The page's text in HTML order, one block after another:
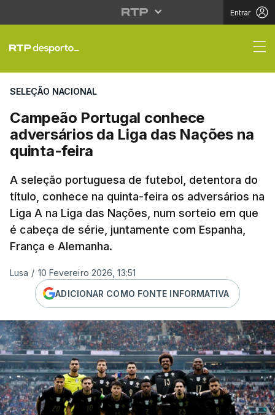
Entrar
Campeão Portugal
SELEÇÃO NACIONAL
Campeão Portugal conhece
adversários da Liga das Nações na
quinta-feira
A seleção portuguesa de futebol, detentora do
título, conhece na quinta-feira os adversários na
Liga A na Liga das Nações, num sorteio em que
é cabeça de série, juntamente com Espanha,
França e Alemanha.
Lusa / 10 Fevereiro 2026, 13:51
ADICIONAR COMO FONTE INFORMATIVA